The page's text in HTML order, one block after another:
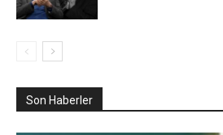
Son Haberler